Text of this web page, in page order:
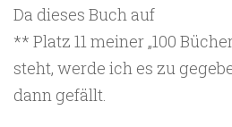
Da dieses Buch auf
** Platz 11 meiner „100
steht, werde ich es zu
dann gefällt.